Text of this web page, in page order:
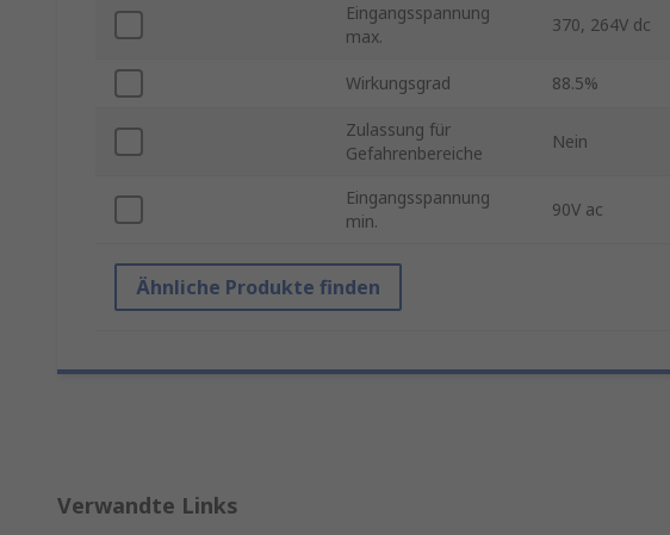
Eingangsspannung
max.
370, 264V dc
Wirkungsgrad 88.5%
Zulassung für
Gefahrenbereiche
Nein
Eingangsspannung
min.
90V ac
Ähnliche Produkte finden
Verwandte Links